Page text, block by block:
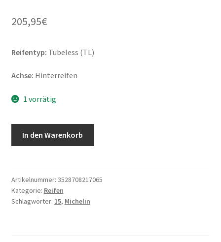
205,95€
Reifentyp: Tubeless (TL)
Achse: Hinterreifen
1 vorrätig
150/90
B
15
In den Warenkorb
Artikelnummer: 3528708217065
Kategorie: Reifen
Schlagwörter: 15, Michelin